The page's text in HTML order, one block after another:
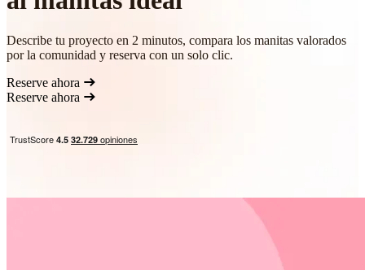
Describe tu proyecto en 2 minutos, compara los manitas valorados
por la comunidad y reserva con un solo clic.
Reserve ahora
Reserve ahora